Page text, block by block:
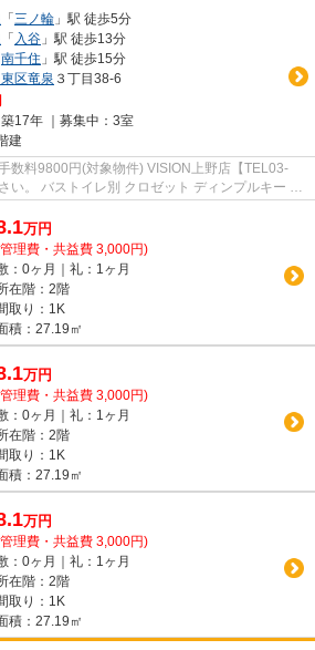
「三ノ輪 」駅 徒歩5分
「 入谷 」駅 徒歩13分
南千住 」駅 徒歩15分
区竜泉 ３丁目38-6
17年 ｜募集中： 3室
建
数料9800円(対象物件) VISION上野店【TEL03-
い。 バストイレ別 クロゼット ディンプルキー 2
万円
理費・共益費 3,000円)
：0ヶ月｜礼：1ヶ月
在階：2階
取り：1K
積：27.19㎡
万円
理費・共益費 3,000円)
：0ヶ月｜礼：1ヶ月
在階：2階
取り：1K
積：27.19㎡
万円
理費・共益費 3,000円)
：0ヶ月｜礼：1ヶ月
在階：2階
取り：1K
積：27.19㎡